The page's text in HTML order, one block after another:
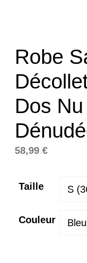
Robe
Dos
58,99 €
Taille
Couleur